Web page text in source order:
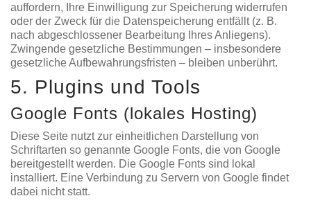
auffordern, Ihre Einwilligung zur Speicherung widerrufen
oder der Zweck für die Datenspeicherung entfällt (z. B.
nach abgeschlossener Bearbeitung Ihres Anliegens).
Zwingende gesetzliche Bestimmungen – insbesondere
gesetzliche Aufbewahrungsfristen – bleiben unberührt.
5. Plugins und Tools
Google Fonts (lokales Hosting)
Diese Seite nutzt zur einheitlichen Darstellung von
Schriftarten so genannte Google Fonts, die von Google
bereitgestellt werden. Die Google Fonts sind lokal
installiert. Eine Verbindung zu Servern von Google findet
dabei nicht statt.